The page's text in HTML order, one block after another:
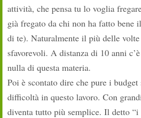
attività, che pensa tu lo voglia
già fregato da chi non ha fatto bene
di te). Naturalmente il più delle
sfavorevoli. A distanza di 10 anni
nulla di questa materia.
Poi è scontato dire che pure i budget
difficoltà in questo lavoro. Con
diventa tutto più semplice. Il detto